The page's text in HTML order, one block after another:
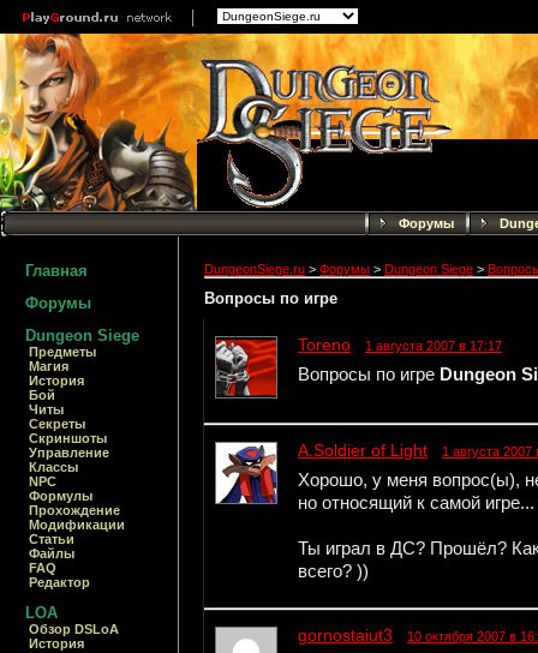
Форумы
Главная
Форумы
Dungeon Siege
Предметы
Магия
История
Бой
Читы
Секреты
Скриншоты
Управление
Классы
NPC
Формулы
Прохождение
Модификации
Статьи
Файлы
FAQ
Редактор
LOA
Обзор DSLoA
История
DungeonSiege.ru > Форумы > Dungeon Siege >
Вопросы по игре
Toreno 1 августа 2007 в 17:17
Вопросы по игре Dungeon
A.Soldier of Light 1 августа 2007
Хорошо, у меня вопрос(ы),
но относящий к самой
Ты играл в ДС? Прошёл?
всего? ))
gornostaiut3 10 октября 2007 в